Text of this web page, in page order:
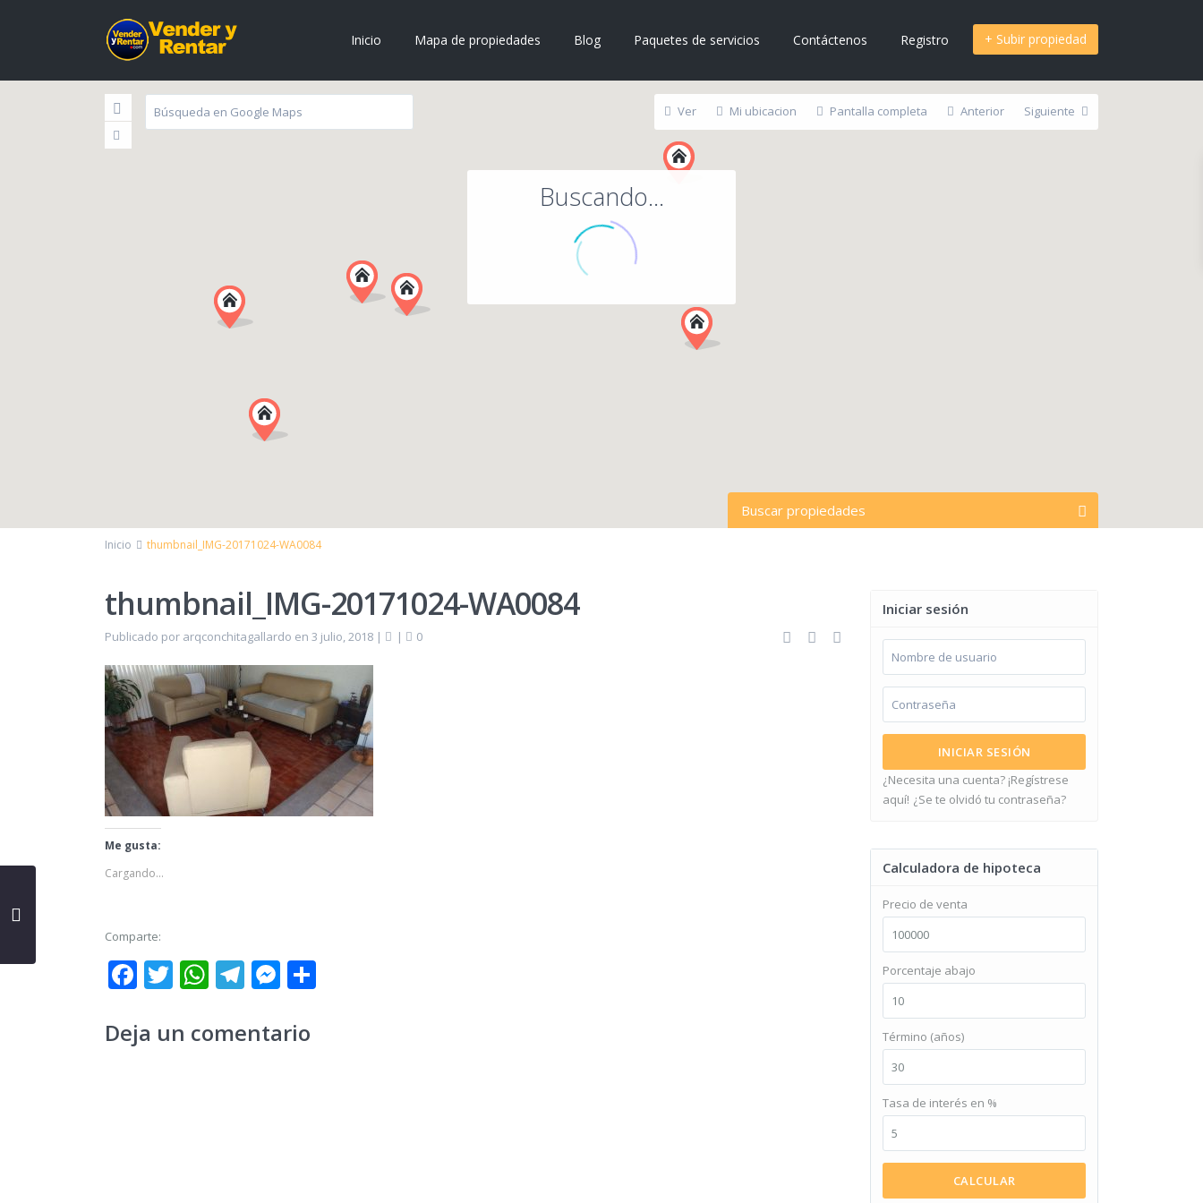
+ Subir propiedad
Inicio Mapa de propiedades Blog Paquetes de servicios Contáctenos Registro
Buscando...
abrir mapa
Ver Mi ubicacion Pantalla completa Anterior Siguiente
Buscar propiedades
Espacios en cochera
$ 0 para $ 15,000,000
Inicio thumbnail_IMG-20171024-WA0084
thumbnail_IMG-20171024-WA0084
Publicado por arqconchitagallardo en 3 julio, 2018 | | 0
Me gusta:
Cargando...
Comparte:
Facebook
Twitter
WhatsApp
Telegram
Messenger
Deja un comentario
Iniciar sesión
INICIAR SESIÓN
¿Necesita una cuenta? ¡Regístrese
aquí! ¿Se te olvidó tu contraseña?
Calculadora de hipoteca
Precio de venta
Porcentaje abajo
Término (años)
Tasa de interés en %
CALCULAR